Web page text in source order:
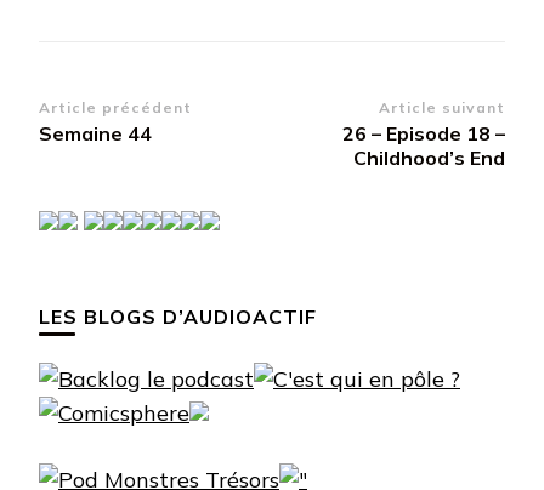
Navigation
d’article
Article précédent
Semaine 44
Article suivant
26 – Episode 18 –
Childhood’s End
LES BLOGS D’AUDIOACTIF